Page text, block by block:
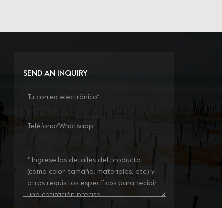
SEND AN INQUIRY